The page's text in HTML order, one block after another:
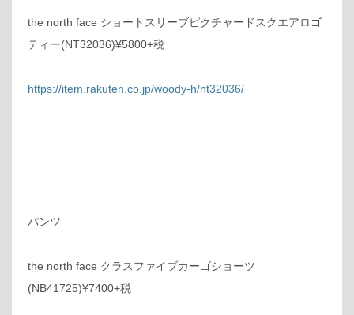
the north face ショートスリーブピクチャードスクエアロゴ
ティー(NT32036)¥5800+税
https://item.rakuten.co.jp/woody-h/nt32036/
パンツ
the north face クラスファイブカーゴショーツ
(NB41725)¥7400+税